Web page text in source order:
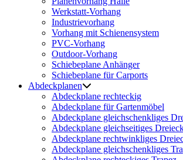
Werkstatt-Vorhang
Industrievorhang
Vorhang mit Schienensystem
PVC-Vorhang
Outdoor-Vorhang
Schiebeplane Anhänger
Schiebeplane für Carports
Abdeckplanen
Abdeckplane rechteckig
Abdeckplane für Gartenmöbel
Abdeckplane gleichschenkliges
Abdeckplane gleichseitiges
Abdeckplane rechtwinkliges
Abdeckplane gleichschenkliges